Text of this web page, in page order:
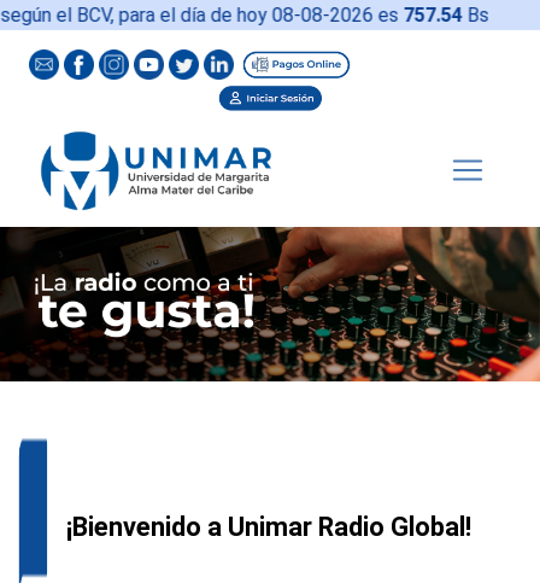
el BCV, para el día de hoy08-08-2026 es757.54Bs
¡Bienvenido a Unimar Radio Global!